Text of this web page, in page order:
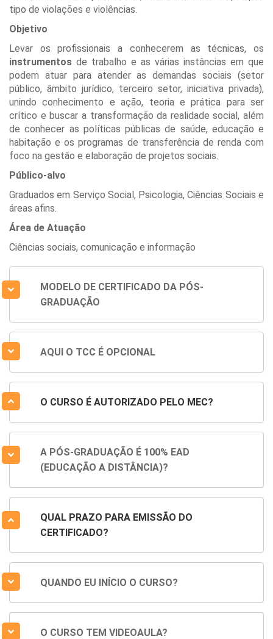
tipo de violações e violências.
Objetivo
Levar os profissionais a conhecerem as técnicas, os
instrumentos de trabalho e as várias instâncias em que
podem atuar para atender as demandas sociais (setor
público, âmbito jurídico, terceiro setor, iniciativa privada),
unindo conhecimento e ação, teoria e prática para ser
crítico e buscar a transformação da realidade social, além
de conhecer as políticas públicas de saúde, educação e
habitação e os programas de transferência de renda com
foco na gestão e elaboração de projetos sociais.
Público-alvo
Graduados em Serviço Social, Psicologia, Ciências Sociais e
áreas afins.
Área de Atuação
Ciências sociais, comunicação e informação
MODELO DE CERTIFICADO DA PÓS-
GRADUAÇÃO
AQUI O TCC É OPCIONAL
O CURSO É AUTORIZADO PELO MEC?
A PÓS-GRADUAÇÃO É 100% EAD
(EDUCAÇÃO A DISTÂNCIA)?
QUAL PRAZO PARA EMISSÃO DO
CERTIFICADO?
QUANDO EU INÍCIO O CURSO?
O CURSO TEM VIDEOAULA?